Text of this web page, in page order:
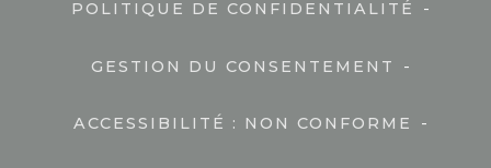
POLITIQUE DE CONFIDENTIALITÉ -
GESTION DU CONSENTEMENT -
ACCESSIBILITÉ : NON CONFORME -